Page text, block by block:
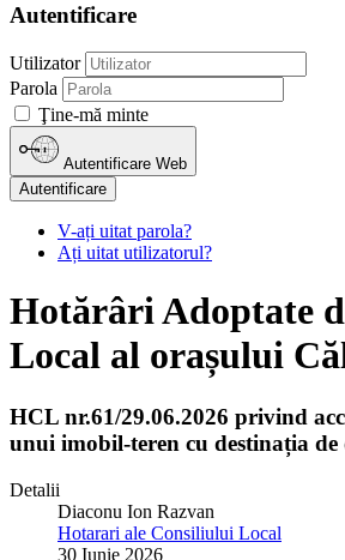
Autentificare
Utilizator
Parola
Ţine-mă minte
Autentificare Web
Autentificare
V-ați uitat parola?
Ați uitat utilizatorul?
Hotărâri Adoptate
Local al orașului
HCL nr.61/29.06.2026 privind
unui imobil-teren cu destinația
Detalii
Diaconu Ion Razvan
Hotarari ale Consiliului Local
30 Iunie 2026